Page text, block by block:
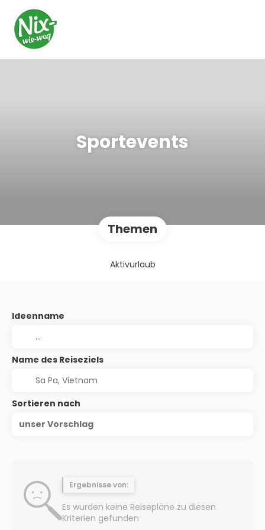
Sportevents
Themen
Aktivurlaub
Ideenname
Name des Reiseziels
Sortieren nach
unser Vorschlag
Ergebnisse von:
Es wurden keine Reisepläne zu diesen
Kriterien gefunden